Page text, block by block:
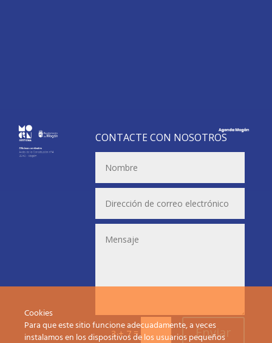
CONTACTE CON NOSOTROS
3 + 7 = Enviar
Cookies
Para que este sitio funcione adecuadamente, a veces
instalamos en los dispositivos de los usuarios pequeños